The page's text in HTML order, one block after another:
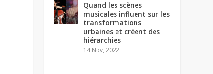
Quand les scènes
musicales influent sur les
transformations
urbaines et créent des
hiérarchies
14 Nov, 2022